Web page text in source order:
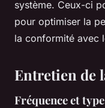
système. Ceux-ci
pour optimiser la
la conformité avec
Entretien de
Fréquence et